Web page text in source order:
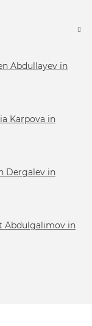
Abdullayev in
Karpova in
Dergalev in
Abdulgalimov in